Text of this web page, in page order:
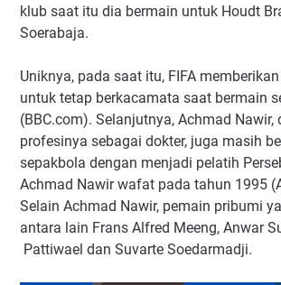
klub saat itu dia bermain untuk Houdt
Soerabaja.
Uniknya, pada saat itu, FIFA
untuk tetap berkacamata saat bermain
(BBC.com). Selanjutnya, Achmad Nawir,
profesinya sebagai dokter, juga masih
sepakbola dengan menjadi pelatih
Achmad Nawir wafat pada tahun 1995
Selain Achmad Nawir, pemain pribumi
antara lain Frans Alfred Meeng, Anwar
Pattiwael dan Suvarte Soedarmadji.